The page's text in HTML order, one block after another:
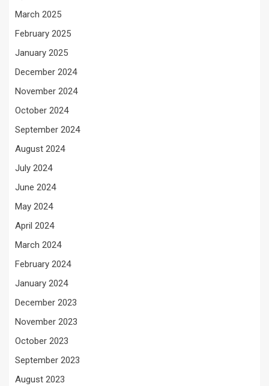
March 2025
February 2025
January 2025
December 2024
November 2024
October 2024
September 2024
August 2024
July 2024
June 2024
May 2024
April 2024
March 2024
February 2024
January 2024
December 2023
November 2023
October 2023
September 2023
August 2023